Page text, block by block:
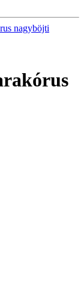
nagyböjti